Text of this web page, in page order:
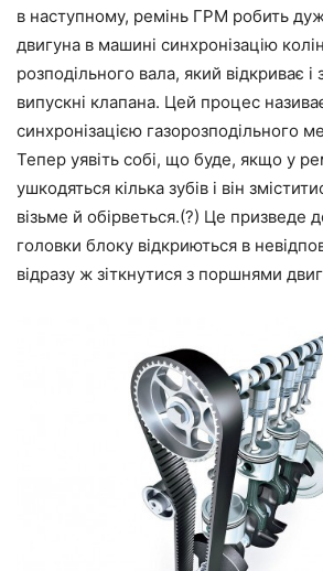
в наступному, ремінь ГРМ робить
двигуна в машині синхронізацію
розподільного вала, який відкриває і
випускні клапана. Цей процес
синхронізацією газорозподільного
Тепер уявіть собі, що буде, якщо у
ушкодяться кілька зубів і він
візьме й обірветься.(?) Це призведе
головки блоку відкриються в
відразу ж зіткнутися з поршнями